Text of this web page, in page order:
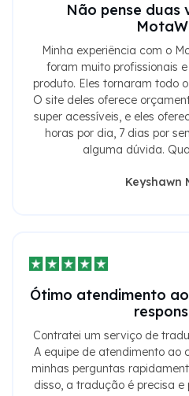
Não pense duas
Minha experiência com o
foram muito profissionais
produto. Eles tornaram todo
O site deles oferece
super acessíveis, e eles
horas por dia, 7 dias por
alguma dúvida.
Keyshawn
Ótimo atendimento
Contratei um serviço de
A equipe de atendimento ao
minhas perguntas
disso, a tradução é precisa e